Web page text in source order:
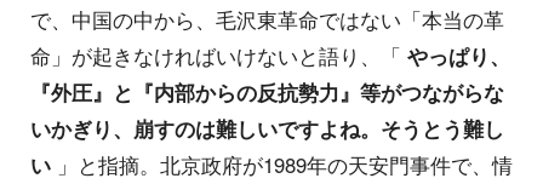
で、中国の中から、毛沢東革命ではない「本当の革
命」が起きなければいけないと語り、「 やっぱり、
『外圧』と『内部からの反抗勢力』等がつながらな
いかぎり、崩すのは難しいですよね。そうとう難し
い 」と指摘。北京政府が1989年の天安門事件で、情